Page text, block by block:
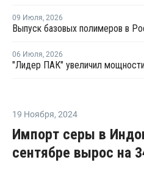
09 Июля, 2026
06 Июля, 2026
19 Ноября, 2024
Импорт серы в
сентябре вырос на